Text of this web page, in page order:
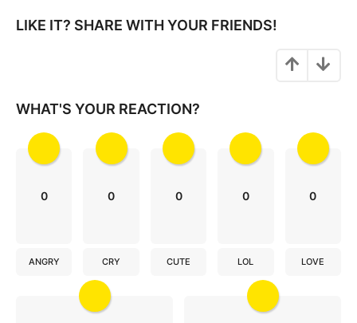
i
i
LIKE IT? SHARE WITH YOUR FRIENDS!
WHAT'S YOUR REACTION?
0
ANGRY
0
CRY
0
CUTE
0
LOL
0
LOVE